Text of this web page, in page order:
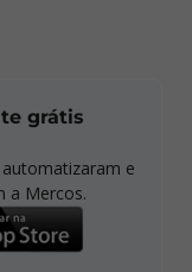
grátis
e
a Mercos.